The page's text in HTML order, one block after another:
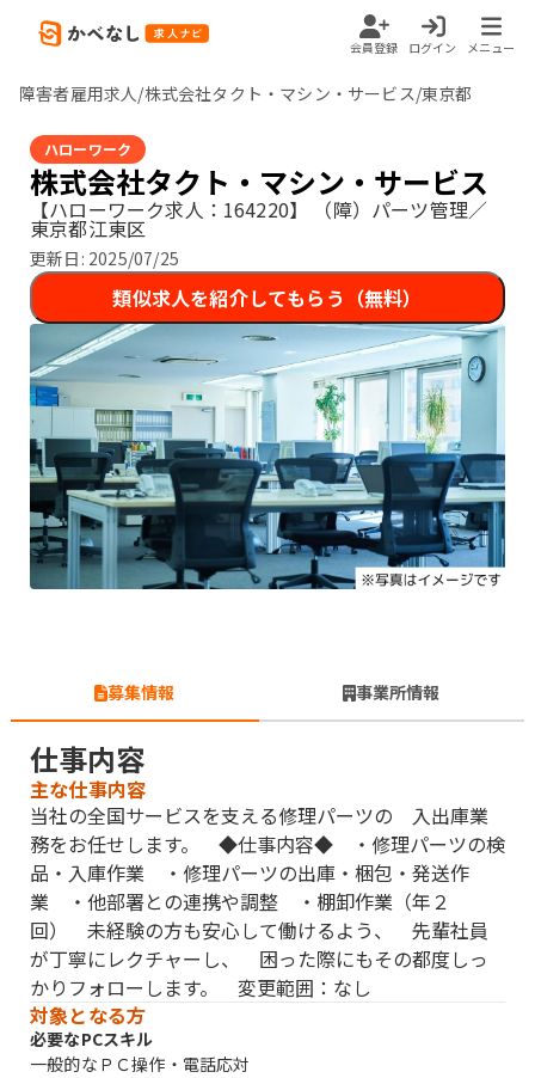
会員登録 ログイン メニュー
障害者雇用求人/株式会社タクト・マシン・サービス/東京都
ハローワーク
株式会社タクト・マシン・サービス
【ハローワーク求人：164220】 （障）パーツ管理／
東京都江東区
更新日: 2025/07/25
類似求人を紹介してもらう（無料）
募集情報 事業所情報
仕事内容
主な仕事内容
当社の全国サービスを支える修理パーツの 入出庫業
務をお任せします。 ◆仕事内容◆ ・修理パーツの検
品・入庫作業 ・修理パーツの出庫・梱包・発送作
業 ・他部署との連携や調整 ・棚卸作業（年２
回） 未経験の方も安心して働けるよう、 先輩社員
が丁寧にレクチャーし、 困った際にもその都度しっ
かりフォローします。 変更範囲：なし
対象となる方
必要なPCスキル
一般的なＰＣ操作・電話応対